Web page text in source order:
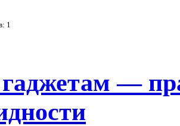
1
гаджетам —